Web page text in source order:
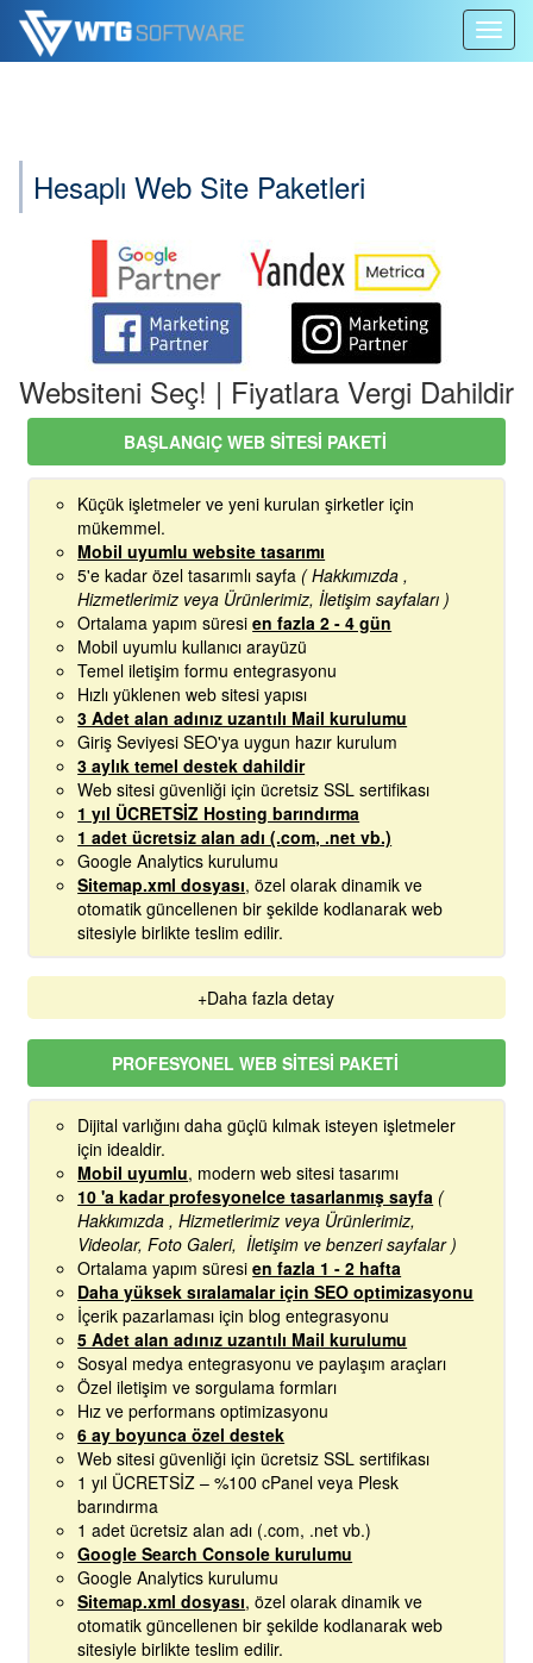
Ana
içeriğe
atla
Bize Yazın
Hesaplı Web Site Paketleri
Websiteni Seç! | Fiyatlara Vergi Dahildir
BAŞLANGIÇ ​​WEB SITESI PAKETI
Küçük işletmeler ve yeni kurulan şirketler için
mükemmel.
Mobil uyumlu website tasarımı
5'e kadar özel tasarımlı sayfa ( Hakkımızda ,
Hizmetlerimiz veya Ürünlerimiz, İletişim sayfaları )
Ortalama yapım süresien fazla 2 - 4 gün
Mobil uyumlu kullanıcı arayüzü
Temel iletişim formu entegrasyonu
Hızlı yüklenen web sitesi yapısı
3 Adet alan adınız uzantılı Mail kurulumu
Giriş Seviyesi SEO'ya uygun hazır kurulum
3 aylık temel destek dahildir
Web sitesi güvenliği için ücretsiz SSL sertifikası
1 yıl ÜCRETSİZ Hosting barındırma
1 adet ücretsiz alan adı (.com, .net vb.)
Google Analytics kurulumu
Sitemap.xml dosyası, özel olarak dinamik ve
otomatik güncellenen bir şekilde kodlanarak web
sitesiyle birlikte teslim edilir.
+Daha fazla detay
PROFESYONEL WEB SITESI PAKETI
Dijital varlığını daha güçlü kılmak isteyen işletmeler
için idealdir.
Mobil uyumlu, modern web sitesi tasarımı
10 'a kadar profesyonelce tasarlanmış sayfa (
Hakkımızda , Hizmetlerimiz veya Ürünlerimiz,
Videolar, Foto Galeri, İletişim ve benzeri sayfalar )
Ortalama yapım süresien fazla 1 - 2 hafta
Daha yüksek sıralamalar için SEO optimizasyonu
İçerik pazarlaması için blog entegrasyonu
5 Adet alan adınız uzantılı Mail kurulumu
Sosyal medya entegrasyonu ve paylaşım araçları
Özel iletişim ve sorgulama formları
Hız ve performans optimizasyonu
6 ay boyunca özel destek
Web sitesi güvenliği için ücretsiz SSL sertifikası
1 yıl ÜCRETSİZ – %100 cPanel veya Plesk
barındırma
1 adet ücretsiz alan adı (.com, .net vb.)
Google Search Console kurulumu
Google Analytics kurulumu
Sitemap.xml dosyası, özel olarak dinamik ve
otomatik güncellenen bir şekilde kodlanarak web
sitesiyle birlikte teslim edilir.